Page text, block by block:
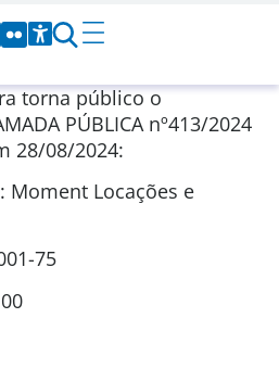
torna público o
PÚBLICA nº413/2024
28/08/2024:
Moment Locações e
75